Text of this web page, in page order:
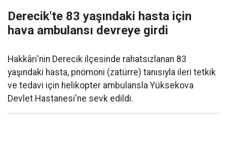
Derecik'te 83 yaşındaki hasta için
hava ambulansı devreye girdi
Hakkâri'nin Derecik ilçesinde rahatsızlanan 83
yaşındaki hasta, pnömoni (zatürre) tanısıyla ileri tetkik
ve tedavi için helikopter ambulansla Yüksekova
Devlet Hastanesi'ne sevk edildi.